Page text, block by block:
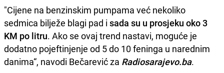
"Cijene na benzinskim pumpama već nekoliko
sedmica bilježe blagi pad i sada su u prosjeku oko 3
KM po litru. Ako se ovaj trend nastavi, moguće je
dodatno pojeftinjenje od 5 do 10 feninga u narednim
danima“, navodi Bečarević za Radiosarajevo.ba.